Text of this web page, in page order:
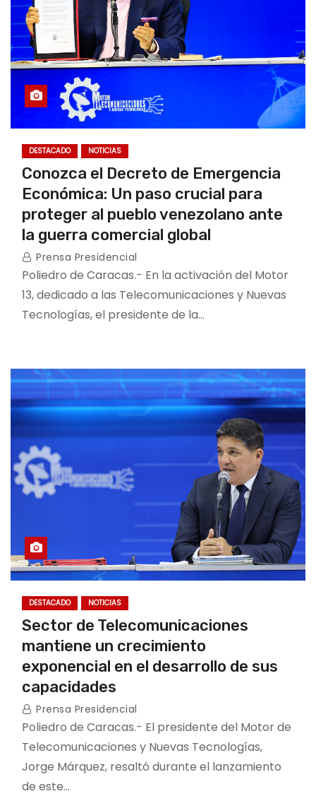
DESTACADO NOTICIAS
Conozca el Decreto de Emergencia
Económica: Un paso crucial para
proteger al pueblo venezolano ante
la guerra comercial global
Prensa Presidencial
Poliedro de Caracas.- En la activación del Motor
13, dedicado a las Telecomunicaciones y Nuevas
Tecnologías, el presidente de la…
DESTACADO NOTICIAS
Sector de Telecomunicaciones
mantiene un crecimiento
exponencial en el desarrollo de sus
capacidades
Prensa Presidencial
Poliedro de Caracas.- El presidente del Motor de
Telecomunicaciones y Nuevas Tecnologías,
Jorge Márquez, resaltó durante el lanzamiento
de este…